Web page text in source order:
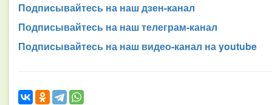
Подписывайтесь на наш дзен-канал
Подписывайтесь на наш телеграм-канал
Подписывайтесь на наш видео-канал на youtube